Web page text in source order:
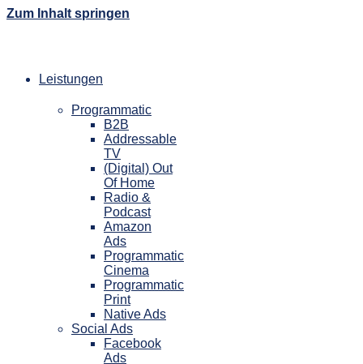
Zum Inhalt springen
Leistungen
Programmatic
B2B
Addressable
TV
(Digital) Out
Of Home
Radio &
Podcast
Amazon
Ads
Programmatic
Cinema
Programmatic
Print
Native Ads
Social Ads
Facebook
Ads